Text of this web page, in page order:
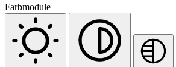
Farbmodule